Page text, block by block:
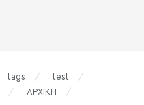
tags
test
ΑΡΧΙΚΗ